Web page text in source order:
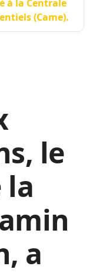
à la Centrale
(Came).
le
la
a